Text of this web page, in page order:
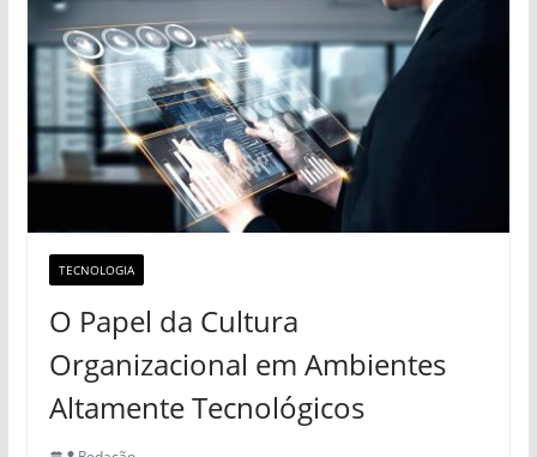
TECNOLOGIA
O Papel da Cultura
Organizacional em Ambientes
Altamente Tecnológicos